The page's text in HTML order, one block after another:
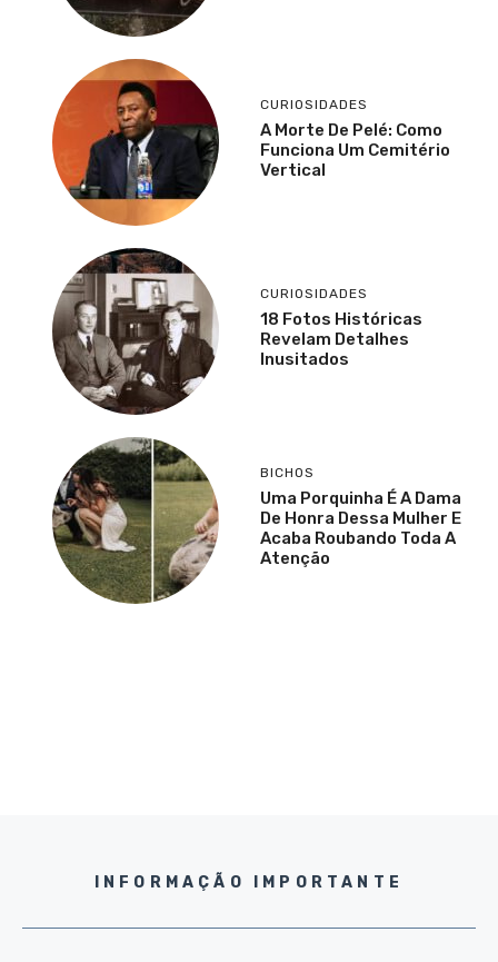
CURIOSIDADES
A Morte De Pelé: Como
Funciona Um Cemitério
Vertical
CURIOSIDADES
18 Fotos Históricas
Revelam Detalhes
Inusitados
BICHOS
Uma Porquinha É A Dama
De Honra Dessa Mulher E
Acaba Roubando Toda A
Atenção
INFORMAÇÃO IMPORTANTE